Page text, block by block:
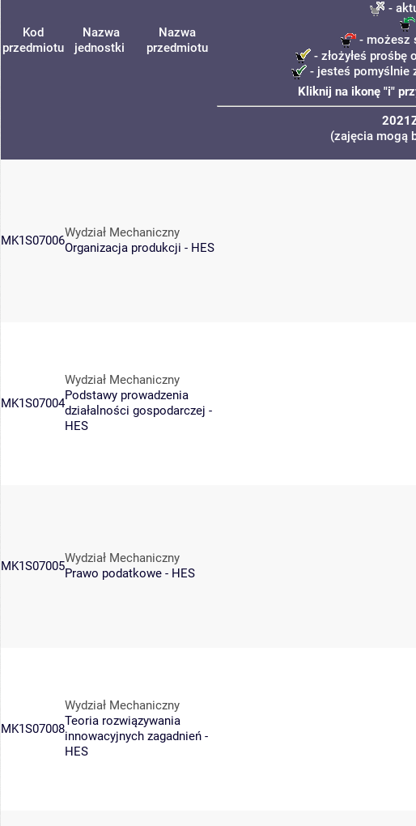
Kod
przedmiotu
Nazwa
jednostki
Nazwa
przedmiotu
-
- możesz
- złożyłeś
- jesteś pomyślnie
Kliknij na ikonę "i"
(zajęcia mogą
MK1S07006
Wydział Mechaniczny
Organizacja produkcji - HES
MK1S07004
Wydział Mechaniczny
Podstawy prowadzenia
działalności gospodarczej -
HES
MK1S07005
Wydział Mechaniczny
Prawo podatkowe - HES
MK1S07008
Wydział Mechaniczny
Teoria rozwiązywania
innowacyjnych zagadnień -
HES